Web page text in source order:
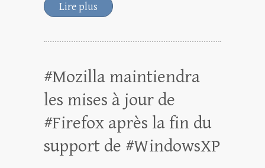
Lire plus
#Mozilla maintiendra
les mises à jour de
#Firefox après la fin du
support de #WindowsXP